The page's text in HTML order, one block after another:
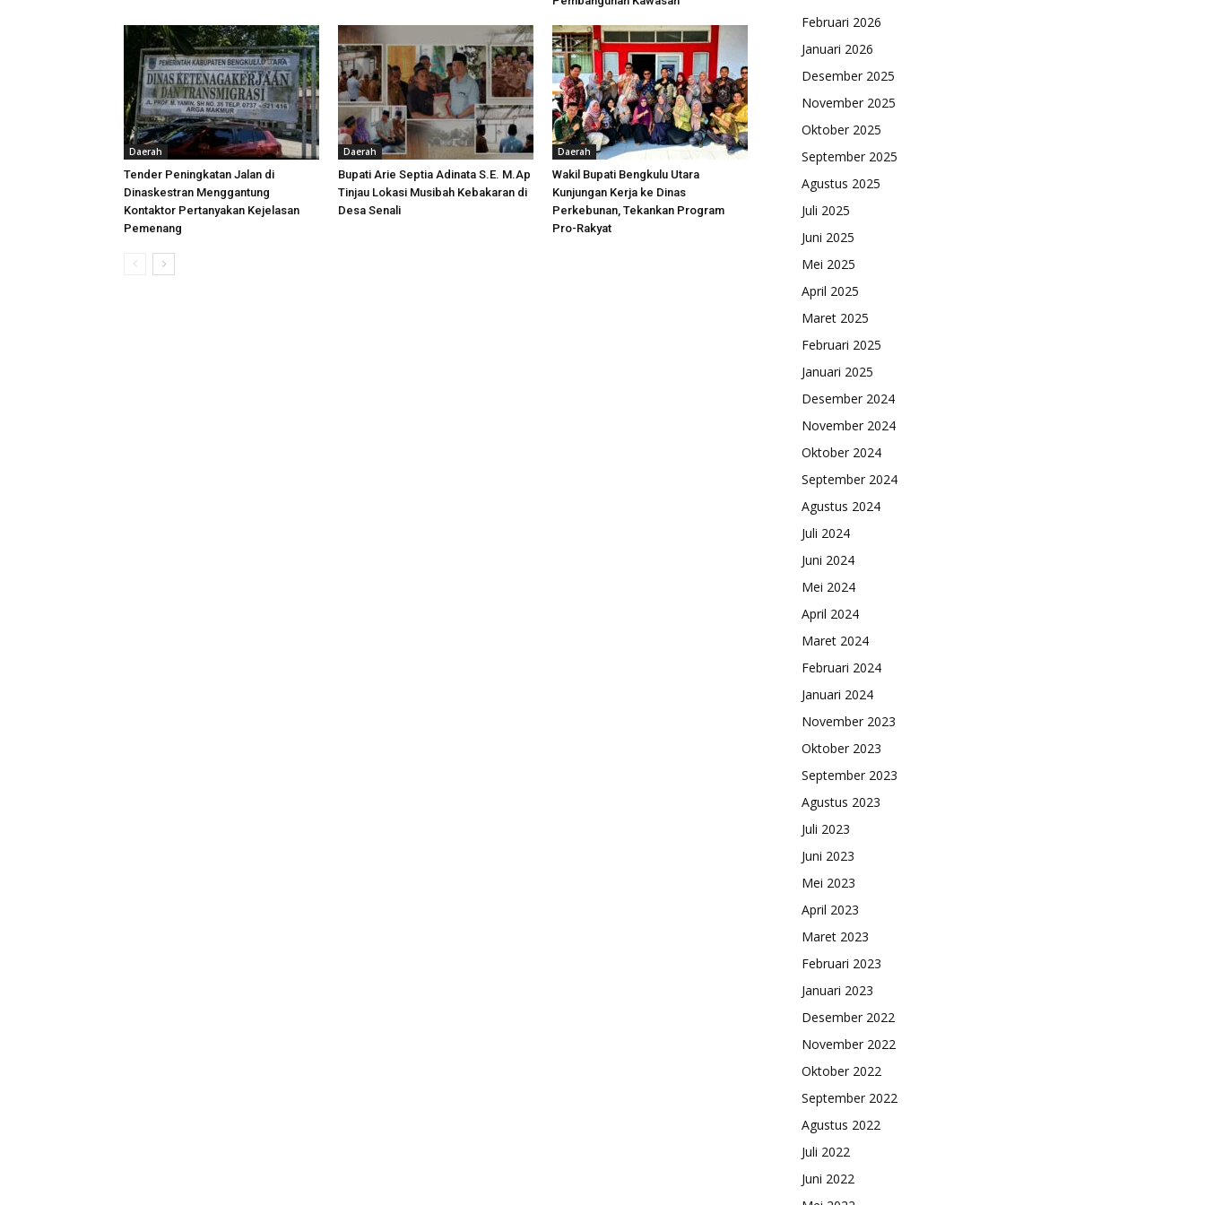
Daerah
Tender Peningkatan Jalan di
Dinaskestran Menggantung
Kontaktor Pertanyakan Kejelasan
Pemenang
Daerah
Bupati Arie Septia Adinata S.E. M.Ap
Tinjau Lokasi Musibah Kebakaran di
Desa Senali
Daerah
Wakil Bupati Bengkulu Utara
Kunjungan Kerja ke Dinas
Perkebunan, Tekankan Program
Pro-Rakyat
Februari 2026
Januari 2026
Desember 2025
November 2025
Oktober 2025
September 2025
Agustus 2025
Juli 2025
Juni 2025
Mei 2025
April 2025
Maret 2025
Februari 2025
Januari 2025
Desember 2024
November 2024
Oktober 2024
September 2024
Agustus 2024
Juli 2024
Juni 2024
Mei 2024
April 2024
Maret 2024
Februari 2024
Januari 2024
November 2023
Oktober 2023
September 2023
Agustus 2023
Juli 2023
Juni 2023
Mei 2023
April 2023
Maret 2023
Februari 2023
Januari 2023
Desember 2022
November 2022
Oktober 2022
September 2022
Agustus 2022
Juli 2022
Juni 2022